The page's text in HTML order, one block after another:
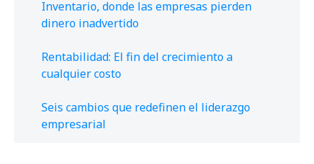
Inventario, donde las empresas pierden
dinero inadvertido
Rentabilidad: El fin del crecimiento a
cualquier costo
Seis cambios que redefinen el liderazgo
empresarial